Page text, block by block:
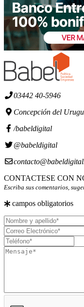
03442 40-5946
Concepción del
/babeldigital
@babeldigital
CONTACTESE CON
Escriba sus comentarios,
campos obligatorios
Nombre
y
apellido
Correo
Electrónico
Teléfono
Mensaje